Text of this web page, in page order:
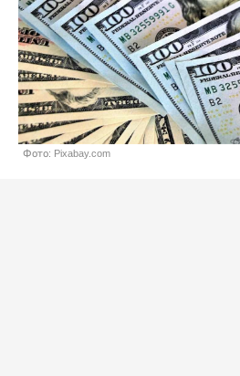
Фото: Pixabay.com